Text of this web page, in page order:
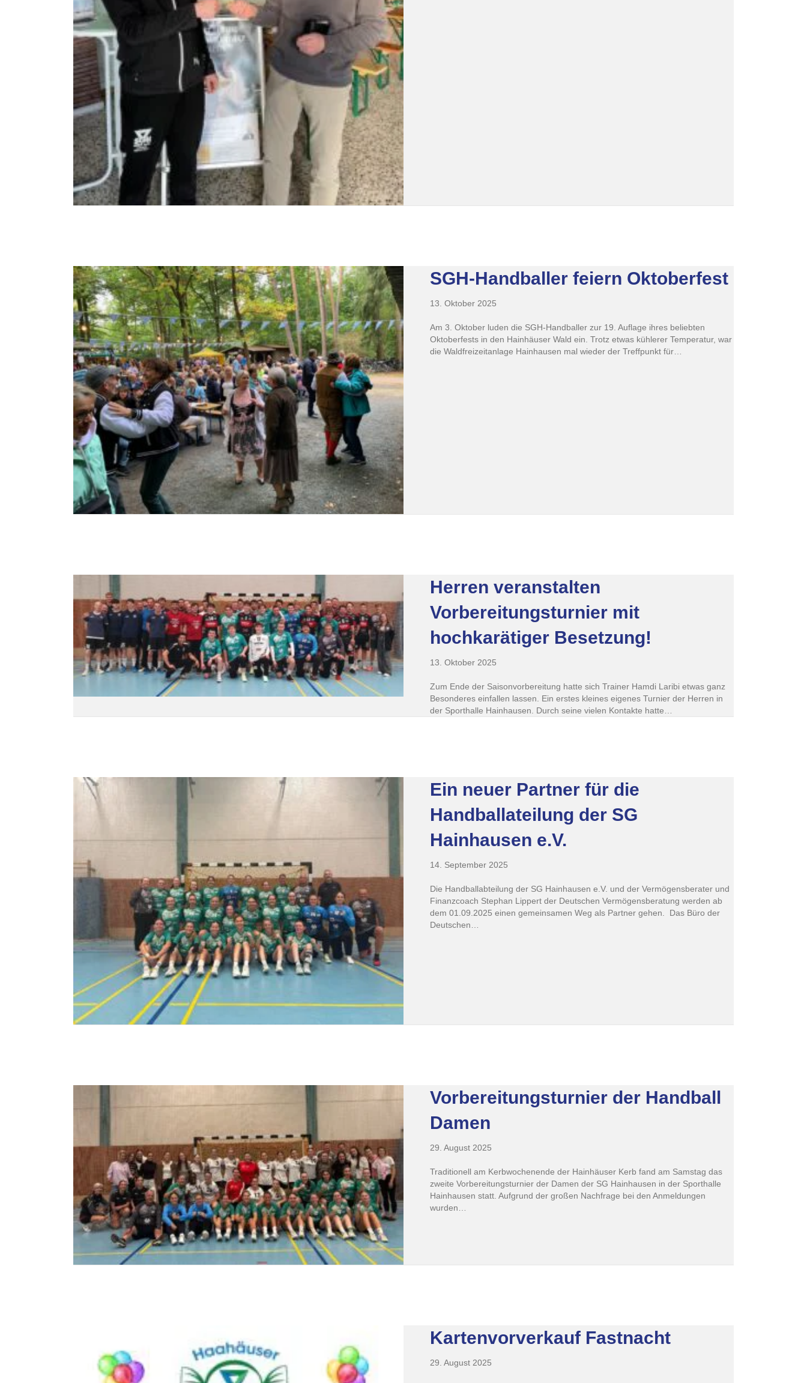
SGH-Handballer feiern Oktoberfest
13. Oktober 2025
Am 3. Oktober luden die SGH-Handballer zur 19. Auflage ihres beliebten
Oktoberfests in den Hainhäuser Wald ein. Trotz etwas kühlerer Temperatur, war
die Waldfreizeitanlage Hainhausen mal wieder der Treffpunkt für…
Herren veranstalten
Vorbereitungsturnier mit
hochkarätiger Besetzung!
13. Oktober 2025
Zum Ende der Saisonvorbereitung hatte sich Trainer Hamdi Laribi etwas ganz
Besonderes einfallen lassen. Ein erstes kleines eigenes Turnier der Herren in
der Sporthalle Hainhausen. Durch seine vielen Kontakte hatte…
Ein neuer Partner für die
Handballateilung der SG
Hainhausen e.V.
14. September 2025
Die Handballabteilung der SG Hainhausen e.V. und der Vermögensberater und
Finanzcoach Stephan Lippert der Deutschen Vermögensberatung werden ab
dem 01.09.2025 einen gemeinsamen Weg als Partner gehen. Das Büro der
Deutschen…
Vorbereitungsturnier der Handball
Damen
29. August 2025
Traditionell am Kerbwochenende der Hainhäuser Kerb fand am Samstag das
zweite Vorbereitungsturnier der Damen der SG Hainhausen in der Sporthalle
Hainhausen statt. Aufgrund der großen Nachfrage bei den Anmeldungen
wurden…
Kartenvorverkauf Fastnacht
29. August 2025